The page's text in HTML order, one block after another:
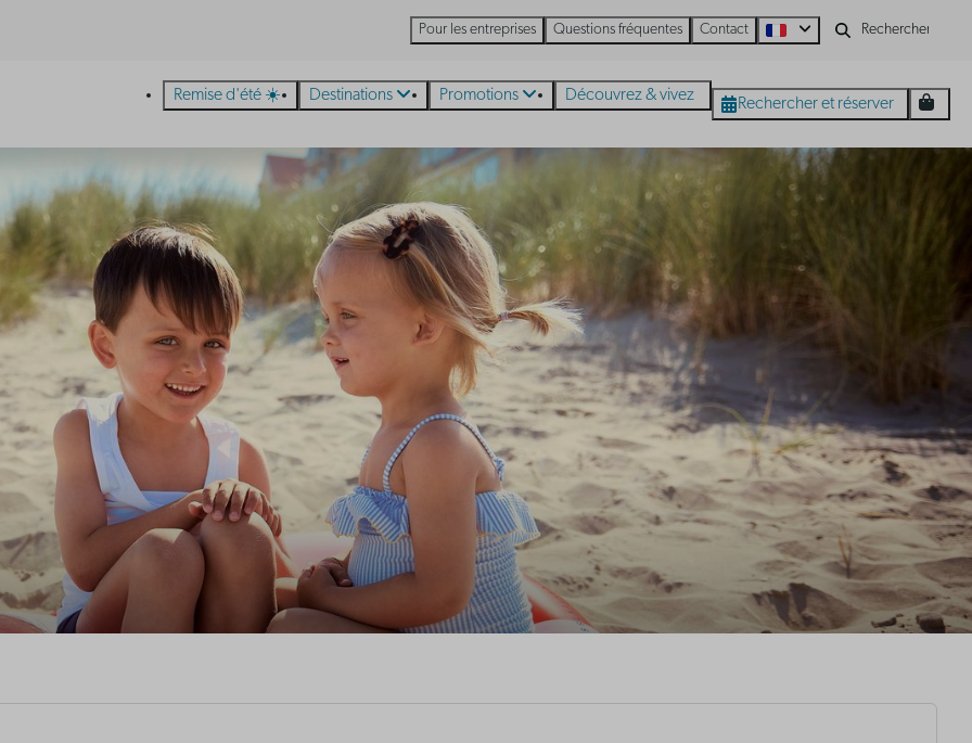
Pour les entreprises Questions fréquentes Contact
Remise d'été ☀️ Destinations Promotions Découvrez & vivez Rechercher et réserver